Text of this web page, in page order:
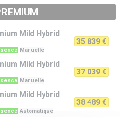
Mild Hybrid
Manuelle
35 839 €
Mild Hybrid
Manuelle
37 039 €
Mild Hybrid
Automatique
38 489 €